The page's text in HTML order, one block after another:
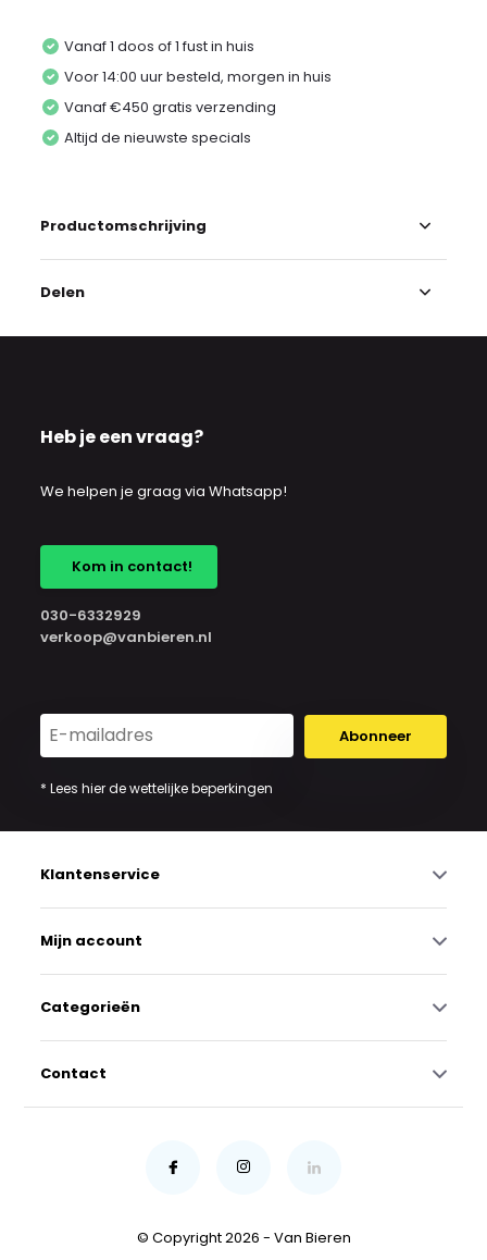
Vanaf 1 doos of 1 fust in huis
Voor 14:00 uur besteld, morgen in huis
Vanaf €450 gratis verzending
Altijd de nieuwste specials
Productomschrijving
Delen
Heb je een vraag?
We helpen je graag via Whatsapp!
Kom in contact!
030-6332929
verkoop@vanbieren.nl
Abonneer
* Lees hier de wettelijke beperkingen
Klantenservice
Mijn account
Categorieën
Contact
© Copyright 2026 - Van Bieren